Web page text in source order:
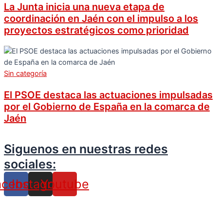
La Junta inicia una nueva etapa de
coordinación en Jaén con el impulso a los
proyectos estratégicos como prioridad
Sin categoría
El PSOE destaca las actuaciones impulsadas
por el Gobierno de España en la comarca de
Jaén
Siguenos en nuestras redes
sociales:
Instagram
Youtube